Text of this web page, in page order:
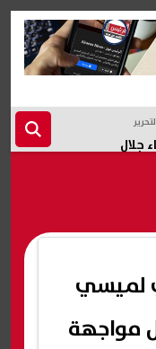
جلال
لميسي
مواجهة